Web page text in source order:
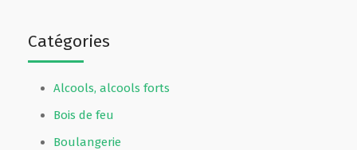
Catégories
Alcools, alcools forts
Bois de feu
Boulangerie